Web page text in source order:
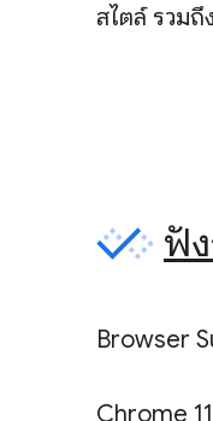
สไตล์ รวม
ฟั
Browser
Chrome